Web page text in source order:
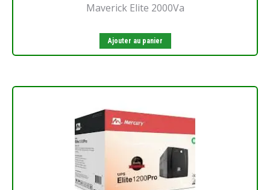
Maverick Elite 2000Va
Ajouter au panier